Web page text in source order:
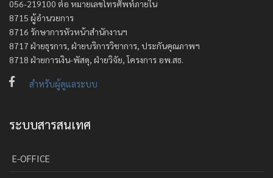
056-219100 ต่อ หมายเลขโทรศัพท์ภายใน
8715 ผู้อำนวยการ
8716 รักษาการหัวหน้าสำนักงานฯ
8717 ฝ่ายธุรการ, ฝ่ายบริการวิชาการ, ประกันคุณภาพฯ
8718 ฝ่ายการเงิน-พัสดุ, ฝ่ายวิจัย, โครงการ อพ.สธ.
สำหรับผู้ดูแลระบบ
ระบบสารสนเทศ
E-OFFICE